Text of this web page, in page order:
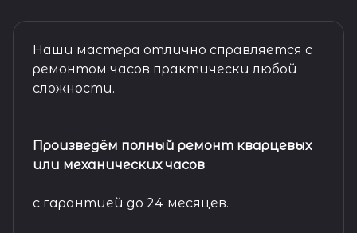
Наши мастера отлично справляется с
ремонтом часов практически любой
сложности.
Произведём полный ремонт кварцевых
или механических часов
с гарантией до 24 месяцев.